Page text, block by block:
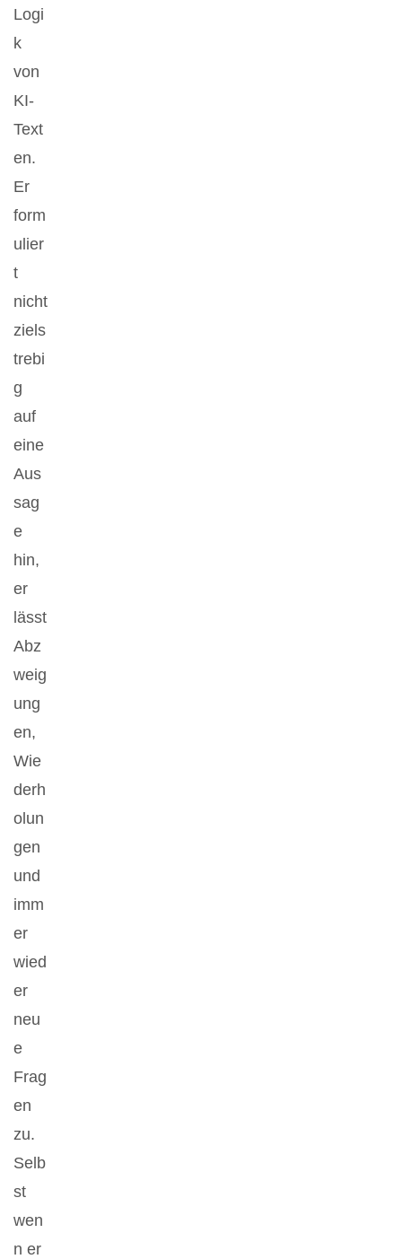
Logi
k
von
KI-
Text
en.
Er
form
ulier
t
nicht
ziels
trebi
g
auf
eine
Aus
sag
e
hin,
er
lässt
Abz
weig
ung
en,
Wie
derh
olun
gen
und
imm
er
wied
er
neu
e
Frag
en
zu.
Selb
st
wen
n er